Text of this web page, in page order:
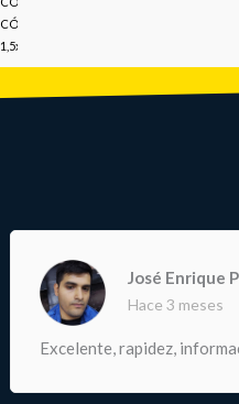
CÓDIGO
1,5x120CM
José Enrique
Hace 3 meses
Excelente, rapidez,